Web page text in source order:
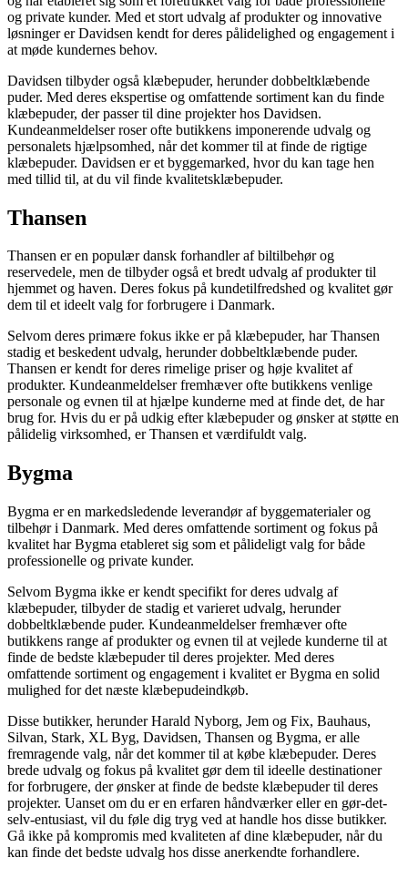
og private kunder. Med et stort udvalg af produkter og innovative
løsninger er Davidsen kendt for deres pålidelighed og engagement i
at møde kundernes behov.
Davidsen tilbyder også klæbepuder, herunder dobbeltklæbende
puder. Med deres ekspertise og omfattende sortiment kan du finde
klæbepuder, der passer til dine projekter hos Davidsen.
Kundeanmeldelser roser ofte butikkens imponerende udvalg og
personalets hjælpsomhed, når det kommer til at finde de rigtige
klæbepuder. Davidsen er et byggemarked, hvor du kan tage hen
med tillid til, at du vil finde kvalitetsklæbepuder.
Thansen
Thansen er en populær dansk forhandler af biltilbehør og
reservedele, men de tilbyder også et bredt udvalg af produkter til
hjemmet og haven. Deres fokus på kundetilfredshed og kvalitet gør
dem til et ideelt valg for forbrugere i Danmark.
Selvom deres primære fokus ikke er på klæbepuder, har Thansen
stadig et beskedent udvalg, herunder dobbeltklæbende puder.
Thansen er kendt for deres rimelige priser og høje kvalitet af
produkter. Kundeanmeldelser fremhæver ofte butikkens venlige
personale og evnen til at hjælpe kunderne med at finde det, de har
brug for. Hvis du er på udkig efter klæbepuder og ønsker at støtte en
pålidelig virksomhed, er Thansen et værdifuldt valg.
Bygma
Bygma er en markedsledende leverandør af byggematerialer og
tilbehør i Danmark. Med deres omfattende sortiment og fokus på
kvalitet har Bygma etableret sig som et pålideligt valg for både
professionelle og private kunder.
Selvom Bygma ikke er kendt specifikt for deres udvalg af
klæbepuder, tilbyder de stadig et varieret udvalg, herunder
dobbeltklæbende puder. Kundeanmeldelser fremhæver ofte
butikkens range af produkter og evnen til at vejlede kunderne til at
finde de bedste klæbepuder til deres projekter. Med deres
omfattende sortiment og engagement i kvalitet er Bygma en solid
mulighed for det næste klæbepudeindkøb.
Disse butikker, herunder Harald Nyborg, Jem og Fix, Bauhaus,
Silvan, Stark, XL Byg, Davidsen, Thansen og Bygma, er alle
fremragende valg, når det kommer til at købe klæbepuder. Deres
brede udvalg og fokus på kvalitet gør dem til ideelle destinationer
for forbrugere, der ønsker at finde de bedste klæbepuder til deres
projekter. Uanset om du er en erfaren håndværker eller en gør-det-
selv-entusiast, vil du føle dig tryg ved at handle hos disse butikker.
Gå ikke på kompromis med kvaliteten af dine klæbepuder, når du
kan finde det bedste udvalg hos disse anerkendte forhandlere.